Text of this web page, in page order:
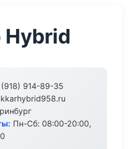
Hybrid
914-89-35
Пн-Сб: 08:00-20:00,